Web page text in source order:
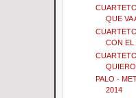
QUE VA
CON EL
PALO -
2014